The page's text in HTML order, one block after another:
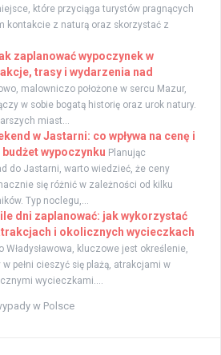
które przyciąga turystów pragnących
kontakcie z naturą oraz skorzystać z
zaplanować wypoczynek w
trasy i wydarzenia nad
malowniczo położone w sercu Mazur,
w sobie bogatą historię oraz urok natury.
miast...
w Jastarni: co wpływa na cenę i
wypoczynku Planując
do Jastarni, warto wiedzieć, że ceny
się różnić w zależności od kilku
Typ noclegu,...
ile dni zaplanować: jak wykorzystać
i okolicznych wycieczkach
Władysławowa, kluczowe jest określenie,
w pełni cieszyć się plażą, atrakcjami w
wycieczkami....
w Polsce